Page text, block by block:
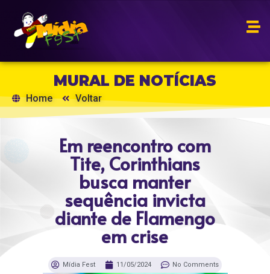
MURAL DE NOTÍCIAS
Home Voltar
Em reencontro com
Tite, Corinthians
busca manter
sequência invicta
diante de Flamengo
em crise
Mídia Fest 11/05/2024 No Comments